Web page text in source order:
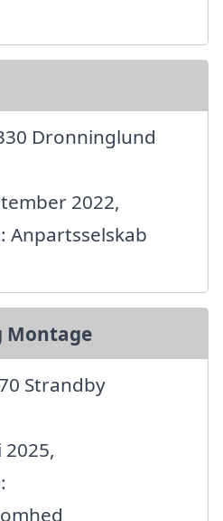
Dronninglund
2022,
Anpartsselskab
Montage
Strandby